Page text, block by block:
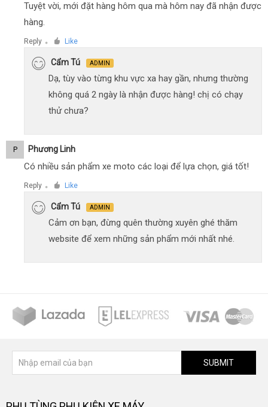
Tuyệt vời, mới đặt hàng hôm qua mà hôm nay đã nhận được
hàng.
Reply ● Like
Cẩm Tú ADMIN
Dạ, tùy vào từng khu vực xa hay gần, nhưng thường
không quá 2 ngày là nhận được hàng! chị có chạy
thử chưa?
P Phương Linh
Có nhiều sản phẩm xe moto các loại để lựa chọn, giá tốt!
Reply ● Like
Cẩm Tú ADMIN
Cảm ơn bạn, đừng quên thường xuyên ghé thăm
website để xem những sản phẩm mới nhất nhé.
SUBMIT